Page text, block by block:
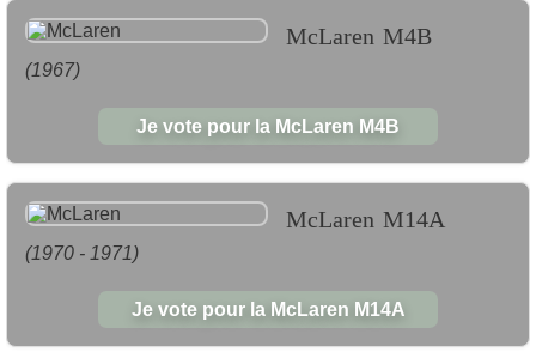
McLaren M4B
(1967)
Je vote pour la McLaren M4B
McLaren M14A
(1970 - 1971)
Je vote pour la McLaren M14A